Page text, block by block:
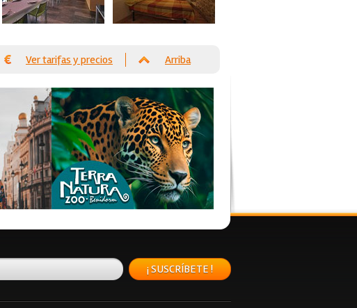
Ver tarifas y precios Arriba
¡ SUSCRÍBETE !